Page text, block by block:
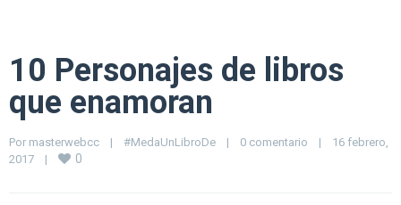
10 Personajes de libros
que enamoran
Por masterwebcc | #MedaUnLibroDe | 0 comentario |
16 febrero,
2017 | 0